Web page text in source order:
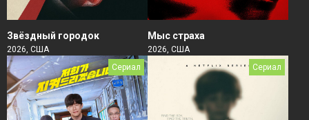
Звёздный городок
2026, США
Мыс страха
2026, США
Сериал
Сериал